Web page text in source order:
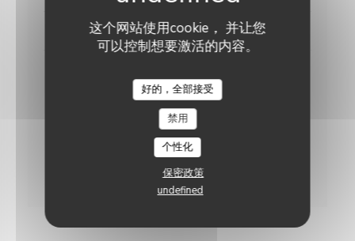
这个网站使用cookie， 并让您
可以控制想要激活的内容。
好的，全部接受
禁用
个性化
保密政策
undefined
LES DESSERTS
Les Entrées
Les Plats
Les Desserts